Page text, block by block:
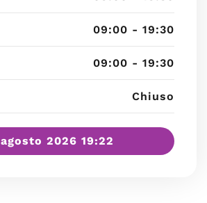
09:00 - 19:30
09:00 - 19:30
Chiuso
2026 19:22